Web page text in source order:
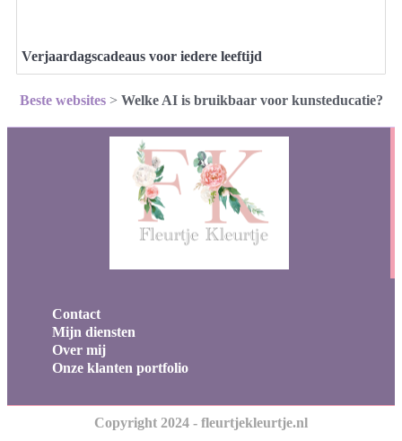
Verjaardagscadeaus voor iedere leeftijd
Beste websites> Welke AI is bruikbaar voor kunsteducatie?
Contact
Mijn diensten
Over mij
Onze klanten portfolio
Copyright 2024 - fleurtjekleurtje.nl